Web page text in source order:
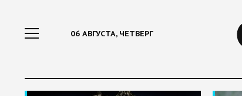
06 АВГУСТА, ЧЕТВЕРГ